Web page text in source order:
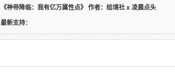
《神帝降临：我有亿万属性点》 作者：绘境社 x 凌晨点头
最新支持：